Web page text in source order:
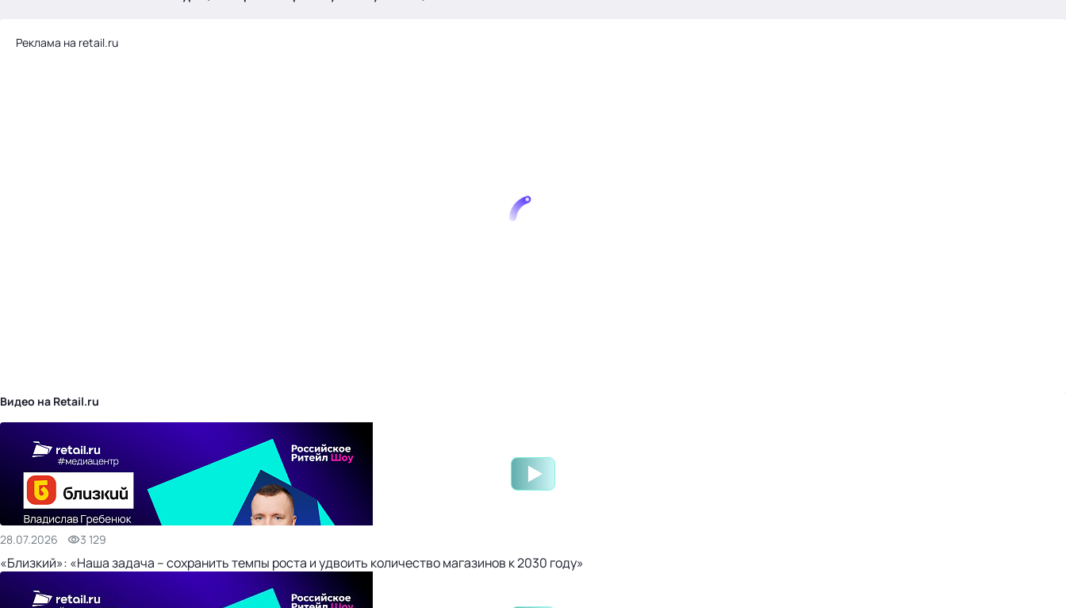
Реклама на retail.ru
Видео на Retail.ru
28.07.2026 3 129
«Близкий»: «Наша задача – сохранить темпы роста и удвоить количество магазинов к 2030 году»